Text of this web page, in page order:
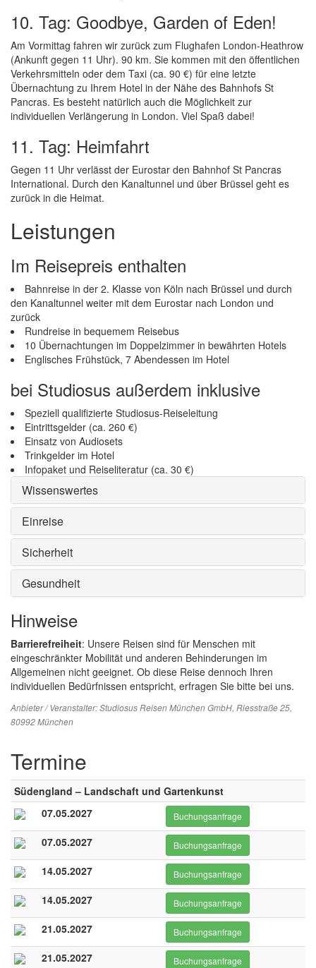
10. Tag: Goodbye, Garden of Eden!
Am Vormittag fahren wir zurück zum Flughafen London-Heathrow
(Ankunft gegen 11 Uhr). 90 km. Sie kommen mit den öffentlichen
Verkehrsmitteln oder dem Taxi (ca. 90 €) für eine letzte
Übernachtung zu Ihrem Hotel in der Nähe des Bahnhofs St
Pancras. Es besteht natürlich auch die Möglichkeit zur
individuellen Verlängerung in London. Viel Spaß dabei!
11. Tag: Heimfahrt
Gegen 11 Uhr verlässt der Eurostar den Bahnhof St Pancras
International. Durch den Kanaltunnel und über Brüssel geht es
zurück in die Heimat.
Leistungen
Im Reisepreis enthalten
Bahnreise in der 2. Klasse von Köln nach Brüssel und durch
den Kanaltunnel weiter mit dem Eurostar nach London und
zurück
Rundreise in bequemem Reisebus
10 Übernachtungen im Doppelzimmer in bewährten Hotels
Englisches Frühstück, 7 Abendessen im Hotel
bei Studiosus außerdem inklusive
Speziell qualifizierte Studiosus-Reiseleitung
Eintrittsgelder (ca. 260 €)
Einsatz von Audiosets
Trinkgelder im Hotel
Infopaket und Reiseliteratur (ca. 30 €)
Wissenswertes
Einreise
Sicherheit
Gesundheit
Hinweise
Barrierefreiheit: Unsere Reisen sind für Menschen mit
eingeschränkter Mobilität und anderen Behinderungen im
Allgemeinen nicht geeignet. Ob diese Reise dennoch Ihren
individuellen Bedürfnissen entspricht, erfragen Sie bitte bei uns.
Anbieter / Veranstalter:Studiosus Reisen München GmbH, Riesstraße 25,
80992 München
Termine
Südengland – Landschaft und Gartenkunst
07.05.2027
Buchungsanfrage
07.05.2027 Buchungsanfrage
14.05.2027 Buchungsanfrage
14.05.2027 Buchungsanfrage
21.05.2027 Buchungsanfrage
21.05.2027 Buchungsanfrage